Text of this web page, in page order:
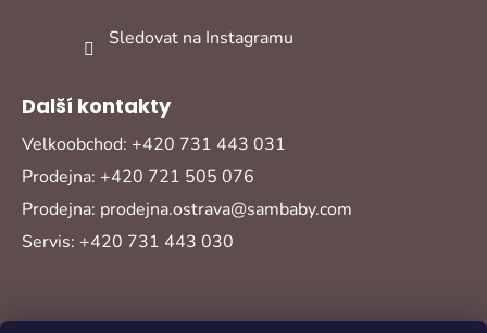
Sledovat na Instagramu
Další kontakty
Velkoobchod: +420 731 443 031
Prodejna: +420 721 505 076
Prodejna: prodejna.ostrava@sambaby.com
Servis: +420 731 443 030